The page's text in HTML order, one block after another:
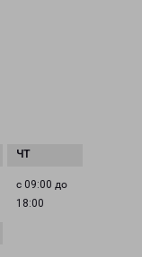
с 09:00 до
18:00